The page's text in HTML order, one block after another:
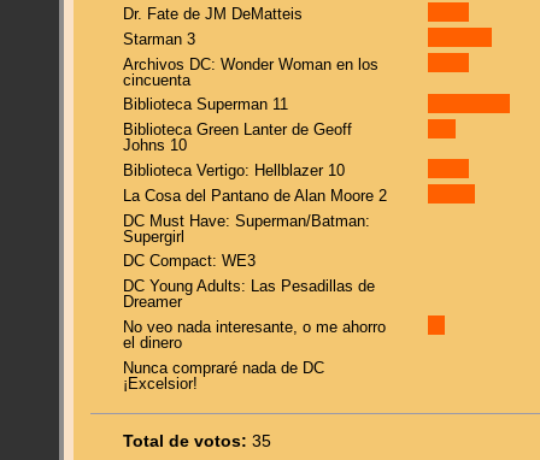
Dr. Fate de JM DeMatteis
Starman 3
Archivos DC: Wonder Woman en los
cincuenta
Biblioteca Superman 11
Biblioteca Green Lanter de Geoff
Johns 10
Biblioteca Vertigo: Hellblazer 10
La Cosa del Pantano de Alan Moore 2
DC Must Have: Superman/Batman:
Supergirl
DC Compact: WE3
DC Young Adults: Las Pesadillas de
Dreamer
No veo nada interesante, o me ahorro
el dinero
Nunca compraré nada de DC
¡Excelsior!
Total de votos: 35